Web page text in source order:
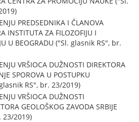
PREDSEDNIKA I ČLANOVA
INSTITUTA ZA FILOZOFIJU I
U BEOGRADU ("Sl. glasnik RS", br.
VRŠIOCA DUŽNOSTI DIREKTORA
SPOROVA U POSTUPKU
glasnik RS", br. 23/2019)
VRŠIOCA DUŽNOSTI
GEOLOŠKOG ZAVODA SRBIJE
23/2019)